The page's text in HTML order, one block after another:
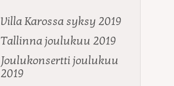
Villa Karossa syksy 2019
Tallinna joulukuu 2019
Joulukonsertti joulukuu
2019